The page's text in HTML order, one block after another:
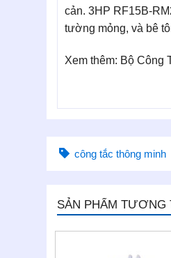
cản. 3HP RF15B-
tường mỏng, và bê
Xem thêm: Bộ Công
công tắc thông minh
SẢN PHẨM TƯƠNG